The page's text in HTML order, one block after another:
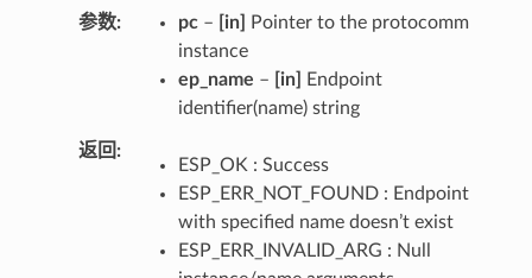
参数 pc– [in]
Pointer to the protocomm
instance
ep_name – [in]
Endpoint
identifier(name) string
返回
ESP_OK : Success
ESP_ERR_NOT_FOUND : Endpoint
with specified name doesn’t exist
ESP_ERR_INVALID_ARG : Null